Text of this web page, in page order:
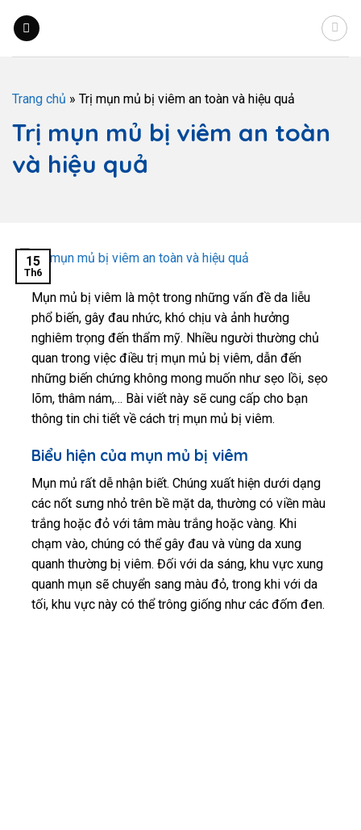
Trang chủ » Trị mụn mủ bị viêm an toàn và hiệu quả
Trị mụn mủ bị viêm an toàn
và hiệu quả
15
Th6
Mụn mủ bị viêm là một trong những vấn đề da liễu
phổ biến, gây đau nhức, khó chịu và ảnh hưởng
nghiêm trọng đến thẩm mỹ. Nhiều người thường chủ
quan trong việc điều trị mụn mủ bị viêm, dẫn đến
những biến chứng không mong muốn như sẹo lồi, sẹo
lõm, thâm nám,… Bài viết này sẽ cung cấp cho bạn
thông tin chi tiết về cách trị mụn mủ bị viêm.
Biểu hiện của mụn mủ bị viêm
Mụn mủ rất dễ nhận biết. Chúng xuất hiện dưới dạng
các nốt sưng nhỏ trên bề mặt da, thường có viền màu
trắng hoặc đỏ với tâm màu trắng hoặc vàng. Khi
chạm vào, chúng có thể gây đau và vùng da xung
quanh thường bị viêm. Đối với da sáng, khu vực xung
quanh mụn sẽ chuyển sang màu đỏ, trong khi với da
tối, khu vực này có thể trông giống như các đốm đen.